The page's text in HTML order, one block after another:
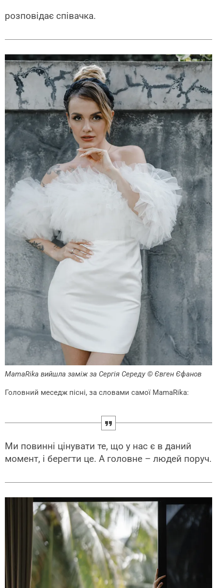
розповідає співачка.
MamaRika вийшла заміж за Сергія Середу © Євген Єфанов
Головний меседж пісні, за словами самої MamaRika:
Ми повинні цінувати те, що у нас є в даний
момент, і берегти це. А головне – людей поруч.